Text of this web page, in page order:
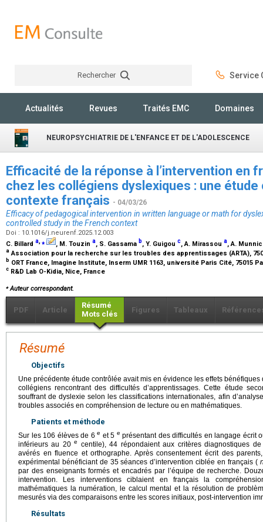
Rechercher Service
Actualités Revues Traités EMC Domaines
NEUROPSYCHIATRIE DE L'ENFANCE ET DE L'ADOLESCENCE
Efficacité de la réponse à l’intervention en
chez les collégiens dyslexiques : une
contexte français - 04/03/26
Efficacy of pedagogical intervention in written language or math for
controlled study in the French context
Doi : 10.1016/j.neurenf.2025.12.003
C. Billard a,⁎ , M. Touzin a, S. Gassama b, Y. Guigou c, A. Mirassou a, A.
a Association pour la recherche sur les troubles des apprentissages (ARTA),
b ORT France, Imagine Institute, Inserm UMR 1163, université Paris Cité, 75015
c R&D Lab O-Kidia, Nice, France
⁎Auteur correspondant.
PDF Article
Résumé
Mots clés
Figures Tableaux
Résumé
Objectifs
Une précédente étude contrôlée avait mis en évidence les effets
collégiens rencontrant des difficultés d’apprentissages. Cette étude
souffrant de dyslexie selon les classifications internationales, afin
troubles associés en compréhension de lecture ou en mathématiques.
Patients et méthode
Sur les 106 élèves de 6 e et 5 e présentant des difficultés en langage écrit
inférieurs au 20e
centile), 44 répondaient aux critères diagnostiques
avérés en fluence et orthographe. Après consentement écrit des
expérimental bénéficiant de 35 séances d’intervention ciblée en français (
par des enseignants formés et encadrés par l’équipe de recherche.
intervention. Les interventions ciblaient en français la
mathématiques la numération, le calcul mental et la résolution de
mesurés via des comparaisons entre les scores initiaux, post-intervention
Résultats